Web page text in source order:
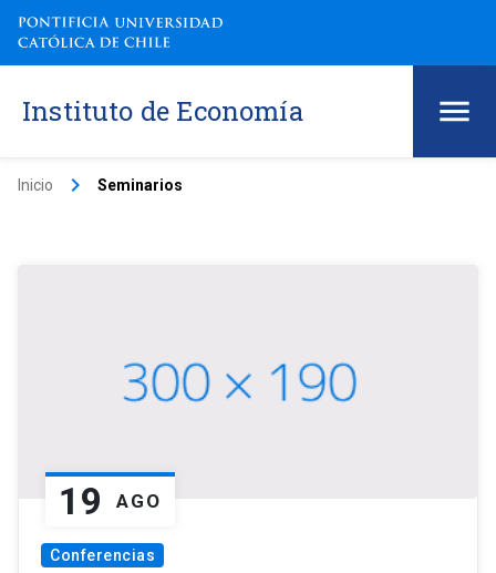
Instituto de Economía
Inicio keyboard_arrow_right Seminarios
19 AGO
Conferencias